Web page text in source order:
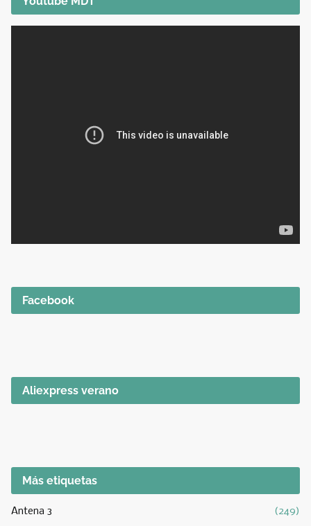
Facebook
Aliexpress verano
Más etiquetas
Antena 3 (249)